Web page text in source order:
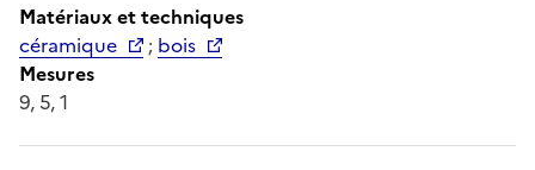
Matériaux et techniques
céramique
; bois
Mesures
9, 5, 1